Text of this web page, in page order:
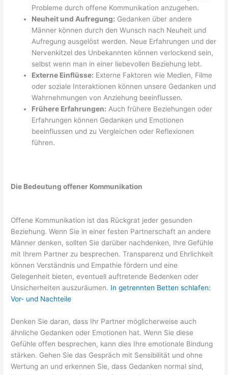
Probleme durch offene Kommunikation anzugehen.
Neuheit und Aufregung: Gedanken über andere
Männer können durch den Wunsch nach Neuheit und
Aufregung ausgelöst werden. Neue Erfahrungen und der
Nervenkitzel des Unbekannten können verlockend sein,
selbst wenn man in einer liebevollen Beziehung lebt.
Externe Einflüsse: Externe Faktoren wie Medien, Filme
oder soziale Interaktionen können unsere Gedanken und
Wahrnehmungen von Anziehung beeinflussen.
Frühere Erfahrungen: Auch frühere Beziehungen oder
Erfahrungen können Gedanken und Emotionen
beeinflussen und zu Vergleichen oder Reflexionen
führen.
Die Bedeutung offener Kommunikation
Offene Kommunikation ist das Rückgrat jeder gesunden
Beziehung. Wenn Sie in einer festen Partnerschaft an andere
Männer denken, sollten Sie darüber nachdenken, Ihre Gefühle
mit Ihrem Partner zu besprechen. Transparenz und Ehrlichkeit
können Verständnis und Empathie fördern und eine
Gelegenheit bieten, eventuell auftretende Bedenken oder
Unsicherheiten auszuräumen. In getrennten Betten schlafen:
Vor- und Nachteile
Denken Sie daran, dass Ihr Partner möglicherweise auch
ähnliche Gedanken oder Emotionen hat. Wenn Sie diese
Gefühle offen besprechen, kann dies Ihre emotionale Bindung
stärken. Gehen Sie das Gespräch mit Sensibilität und ohne
Wertung an und erkennen Sie, dass Gedanken normal sind,